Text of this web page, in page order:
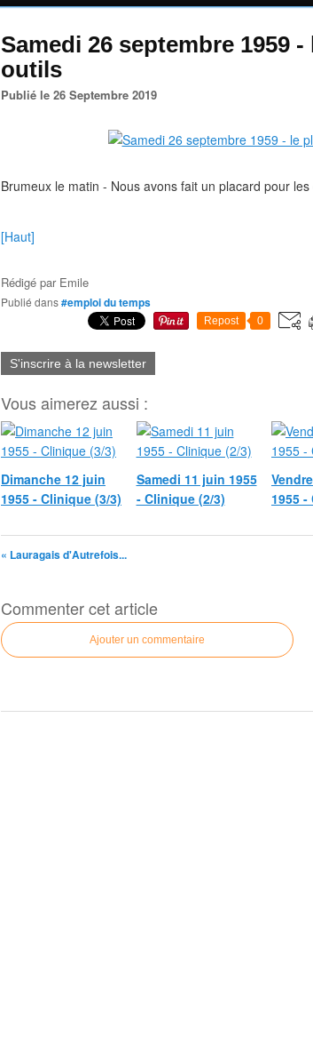
Samedi 26 septembre 1959
outils
Publié le 26 Septembre 2019
Brumeux le matin - Nous avons fait un placard pour
[Haut]
Rédigé par Emile
Publié dans#emploi du temps
Repost 0
S'inscrire à la newsletter
Vous aimerez aussi :
Dimanche 12 juin
1955 - Clinique (3/3)
Samedi 11 juin 1955
- Clinique (2/3)
1955 -
« Lauragais d'Autrefois...
Commenter cet article
Ajouter un commentaire